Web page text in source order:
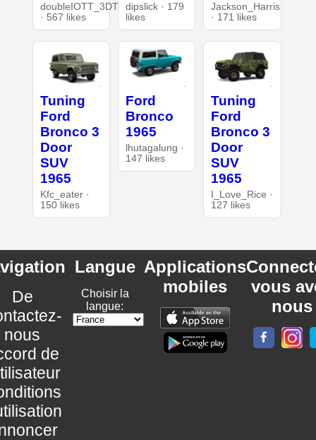
doubleIOTT_3DT
· 567 likes
dipslick · 179
likes
Jackson_Harris
· 171 likes
Tuning
Ford
Bronco 3
Door
SUV
1965
Kfc_eater ·
150 likes
Ford
Bronco
1965
lhutagalung ·
147 likes
Tuning
Ford
Bronco 3
Door
SUV
1965
I_Love_Rice ·
127 likes
De
nous
de
Langue
Choisir la
langue:
Applications
mobiles
vous
nous